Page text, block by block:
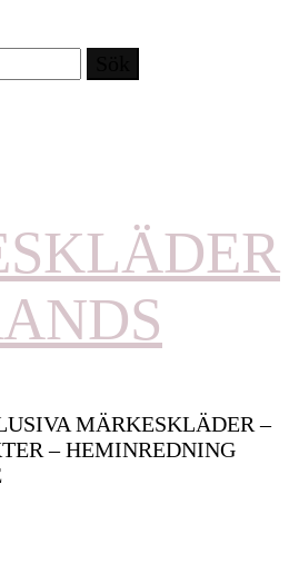
MÄRKESKLÄDER –
– HEMINREDNING